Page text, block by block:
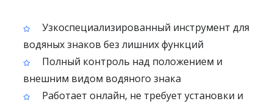
Узкоспециализированный инструмент для
водяных знаков без лишних функций
Полный контроль над положением и
внешним видом водяного знака
Работает онлайн, не требует установки и